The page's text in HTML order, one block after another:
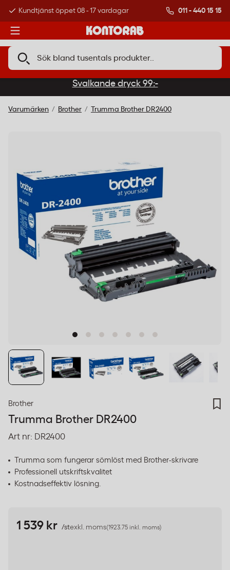
Kundtjänst öppet 08 - 17 vardagar Över 500 000
011 - 440 15 15
Svalkande dryck 99:-
Varumärken Brother Trumma Brother DR2400
Brother
Trumma Brother DR2400
Art nr: DR2400
Trumma som fungerar sömlöst med Brother-skrivare
Professionell utskriftskvalitet
Kostnadseffektiv lösning.
1 539 kr /stexkl. moms(1923.75 inkl. moms)